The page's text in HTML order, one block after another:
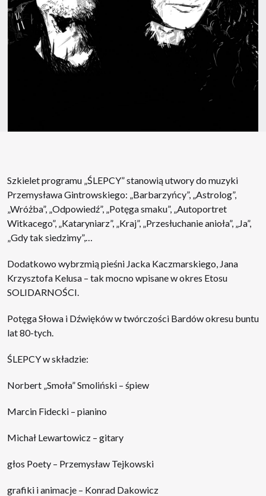
Szkielet programu „ŚLEPCY” stanowią utwory do muzyki
Przemysława Gintrowskiego: „Barbarzyńcy”, „Astrolog”,
„Wróżba”, „Odpowiedź”, „Potęga smaku”, „Autoportret
Witkacego”, „Kataryniarz”, „Kraj”, „Przesłuchanie anioła”, „Ja”,
„Gdy tak siedzimy”,…
Dodatkowo wybrzmią pieśni Jacka Kaczmarskiego, Jana
Krzysztofa Kelusa – tak mocno wpisane w okres Etosu
SOLIDARNOŚCI.
Potęga Słowa i Dźwięków w twórczości Bardów okresu buntu
lat 80-tych.
ŚLEPCY w składzie:
Norbert „Smoła” Smoliński – śpiew
Marcin Fidecki – pianino
Michał Lewartowicz – gitary
głos Poety – Przemysław Tejkowski
grafiki i animacje – Konrad Dakowicz